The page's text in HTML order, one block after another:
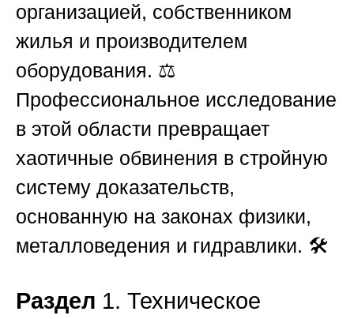
организацией, собственником
жилья и производителем
оборудования. ⚖️
Профессиональное исследование
в этой области превращает
хаотичные обвинения в стройную
систему доказательств,
основанную на законах физики,
металловедения и гидравлики. 🛠️
Раздел 1. Техническое